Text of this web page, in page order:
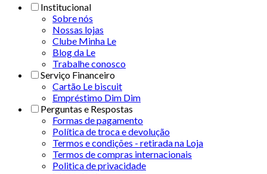
Institucional
Sobre nós
Nossas lojas
Clube Minha Le
Blog da Le
Trabalhe conosco
Serviço Financeiro
Cartão Le biscuit
Empréstimo Dim Dim
Perguntas e Respostas
Formas de pagamento
Política de troca e devolução
Termos e condições - retirada na Loja
Termos de compras internacionais
Politica de privacidade